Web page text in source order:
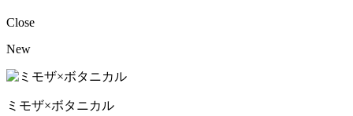
Close
New
ミモザ×ボタニカル